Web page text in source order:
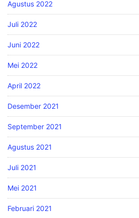
Agustus 2022
Juli 2022
Juni 2022
Mei 2022
April 2022
Desember 2021
September 2021
Agustus 2021
Juli 2021
Mei 2021
Februari 2021